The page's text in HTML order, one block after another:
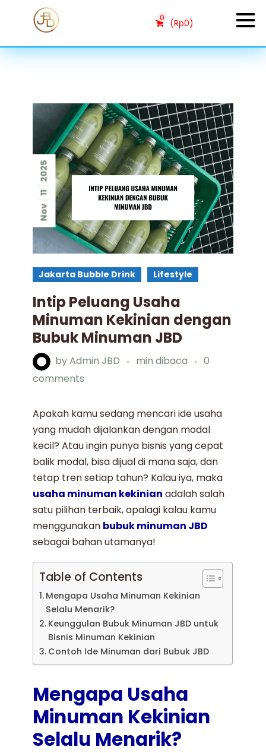
0 (Rp0)
Nov
11
2025
Jakarta Bubble Drink Lifestyle
Intip Peluang Usaha
Minuman Kekinian dengan
Bubuk Minuman JBD
byAdmin JBD min dibaca
0
comments
Apakah kamu sedang mencari ide usaha
yang mudah dijalankan dengan modal
kecil? Atau ingin punya bisnis yang cepat
balik modal, bisa dijual di mana saja, dan
tetap tren setiap tahun? Kalau iya, maka
usaha minuman kekinian adalah salah
satu pilihan terbaik, apalagi kalau kamu
menggunakan bubuk minuman JBD
sebagai bahan utamanya!
Table of Contents
Mengapa Usaha Minuman Kekinian
Selalu Menarik?
Keunggulan Bubuk Minuman JBD untuk
Bisnis Minuman Kekinian
Contoh Ide Minuman dari Bubuk JBD
Mengapa Usaha
Minuman Kekinian
Selalu Menarik?